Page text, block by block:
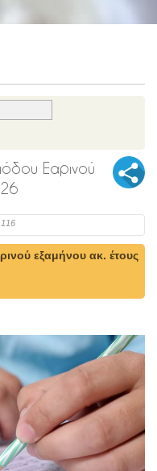
Εαρινού
εξαμήνου ακ. έτους